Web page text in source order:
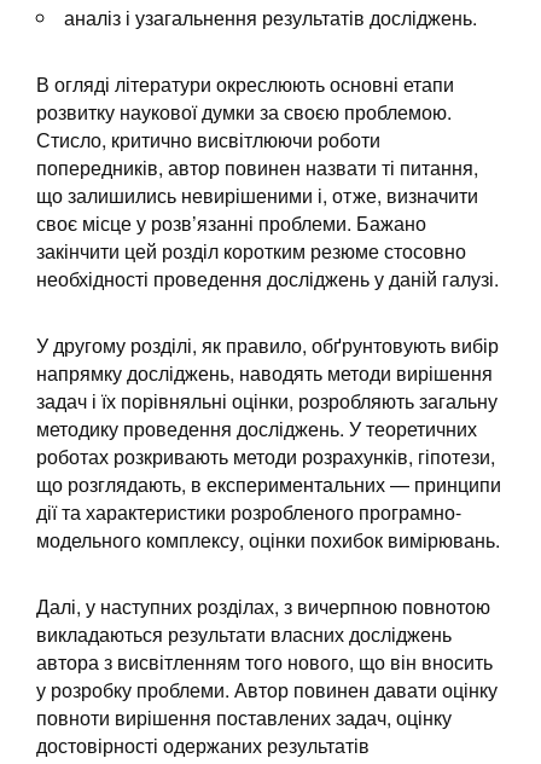
аналіз і узагальнення результатів досліджень.
В огляді літератури окреслюють основні етапи
розвитку наукової думки за своєю проблемою.
Стисло, критично висвітлюючи роботи
попередників, автор повинен назвати ті питання,
що залишились невирішеними і, отже, визначити
своє місце у розв’язанні проблеми. Бажано
закінчити цей розділ коротким резюме стосовно
необхідності проведення досліджень у даній галузі.
У другому розділі, як правило, обґрунтовують вибір
напрямку досліджень, наводять методи вирішення
задач і їх порівняльні оцінки, розробляють загальну
методику проведення досліджень. У теоретичних
роботах розкривають методи розрахунків, гіпотези,
що розглядають, в експериментальних — принципи
дії та характеристики розробленого програмно-
модельного комплексу, оцінки похибок вимірювань.
Далі, у наступних розділах, з вичерпною повнотою
викладаються результати власних досліджень
автора з висвітленням того нового, що він вносить
у розробку проблеми. Автор повинен давати оцінку
повноти вирішення поставлених задач, оцінку
достовірності одержаних результатів